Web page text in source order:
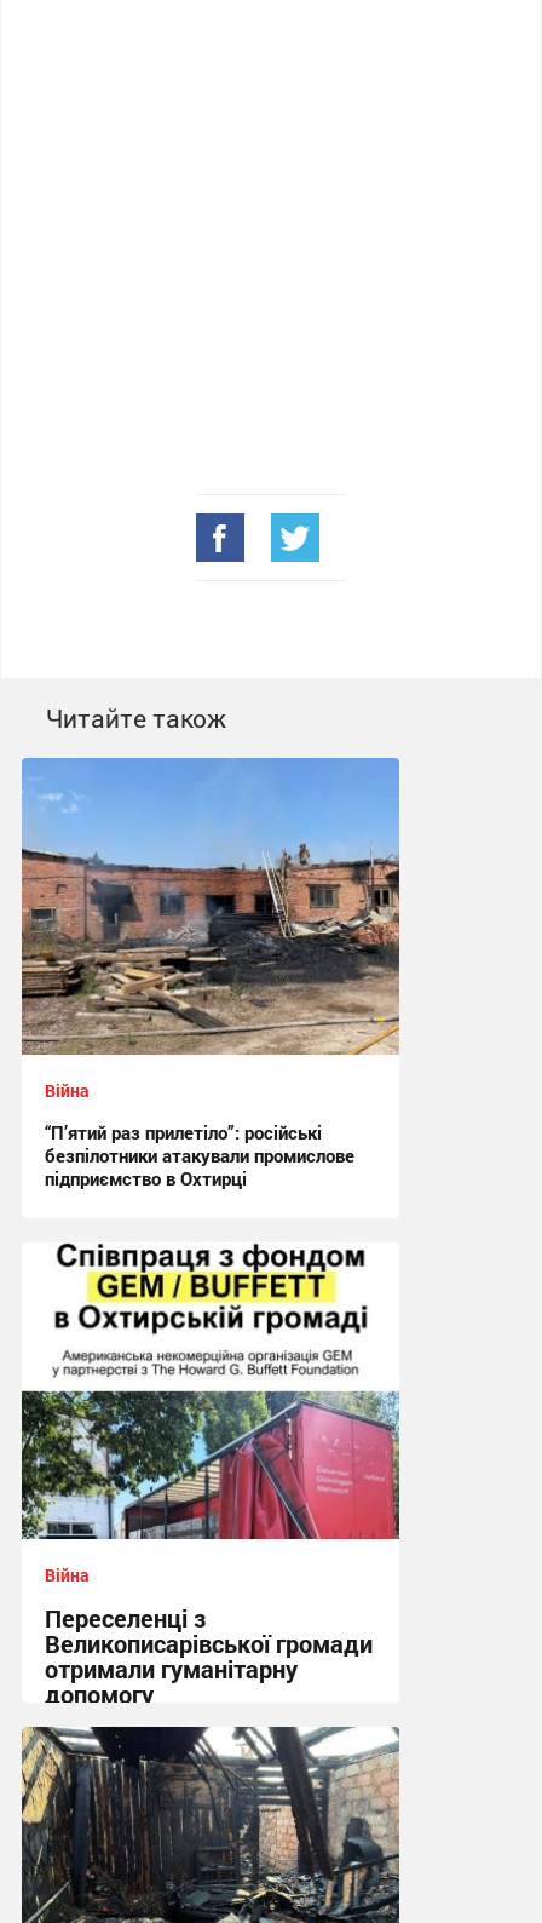
Читайте також
Війна
“П’ятий раз прилетіло”: російські
безпілотники атакували промислове
підприємство в Охтирці
21:29 вчора
Війна
Переселенці з
Великописарівської громади
отримали гуманітарну
допомогу
14:53 вчора